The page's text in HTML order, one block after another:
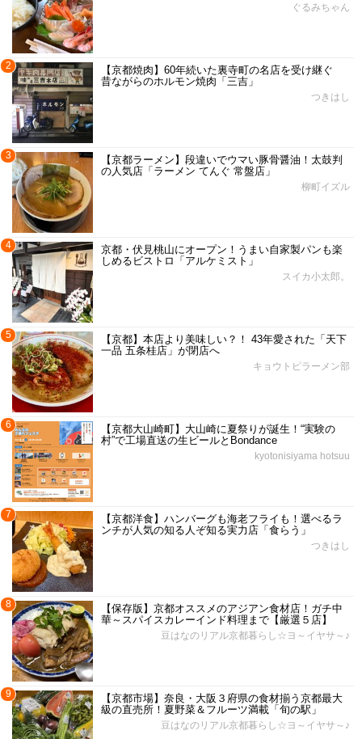
ぐるみちゃん
2
【京都焼肉】60年続いた裏寺町の名店を受け継ぐ
昔ながらのホルモン焼肉「三吉」
つきはし
3
【京都ラーメン】段違いでウマい豚骨醤油！太鼓判
の人気店「ラーメン てんぐ 常盤店」
柳町イズル
4
京都・伏見桃山にオープン！うまい自家製パンも楽
しめるビストロ「アルケミスト」
スイカ小太郎。
5
【京都】本店より美味しい？！ 43年愛された「天下
一品 五条桂店」が閉店へ
キョウトピラーメン部
6
【京都大山崎町】大山崎に夏祭りが誕生！“実験の
村”で工場直送の生ビールとBondance
kyotonisiyama hotsuu
7
【京都洋食】ハンバーグも海老フライも！選べるラ
ンチが人気の知る人ぞ知る実力店「食らう」
つきはし
8
【保存版】京都オススメのアジアン食材店！ガチ中
華～スパイスカレーインド料理まで【厳選５店】
豆はなのリアル京都暮らし☆ヨ～イヤサ～♪
9
【京都市場】奈良・大阪３府県の食材揃う京都最大
級の直売所！夏野菜＆フルーツ満載「旬の駅」
豆はなのリアル京都暮らし☆ヨ～イヤサ～♪